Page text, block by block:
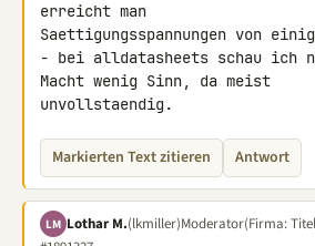
erreicht man
Saettigungsspannungen von
- bei alldatasheets schau ich
Macht wenig Sinn, da meist
unvollstaendig.
Markierten Text zitieren Antwort
LM Lothar M.(lkmiller)Moderator(Firma: